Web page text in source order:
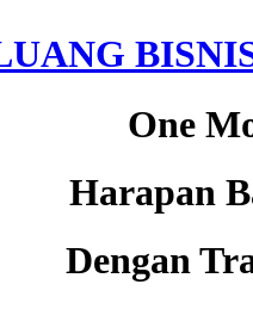
One
Harapan
Dengan